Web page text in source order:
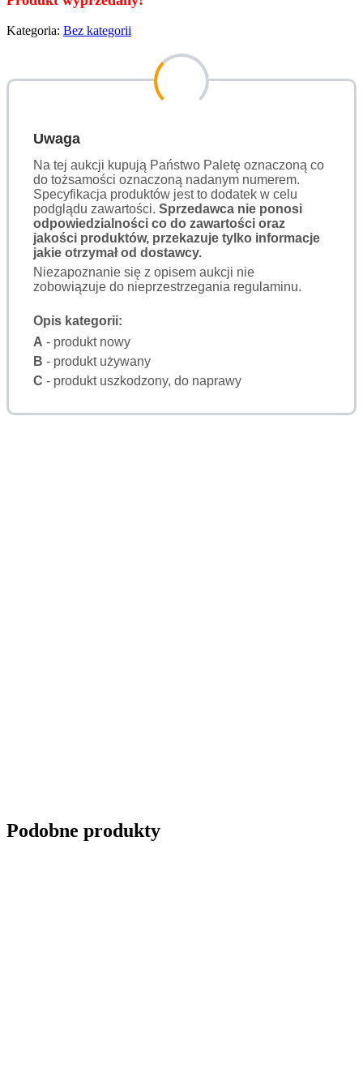
Kategoria: Bez kategorii
Uwaga
Na tej aukcji kupują Państwo Paletę oznaczoną co
do tożsamości oznaczoną nadanym numerem.
Specyfikacja produktów jest to dodatek w celu
podglądu zawartości. Sprzedawca nie ponosi
odpowiedzialności co do zawartości oraz
jakości produktów, przekazuje tylko informacje
jakie otrzymał od dostawcy.
Niezapoznanie się z opisem aukcji nie
zobowiązuje do nieprzestrzegania regulaminu.
Opis kategorii:
A - produkt nowy
B - produkt używany
C - produkt uszkodzony, do naprawy
Podobne produkty